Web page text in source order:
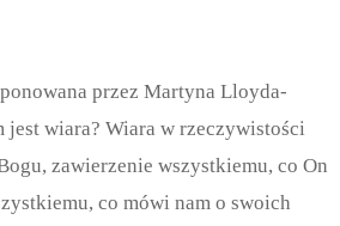
przez Martyna Lloyda-
jest wiara? Wiara w rzeczywistości
zawierzenie wszystkiemu, co On
co mówi nam o swoich